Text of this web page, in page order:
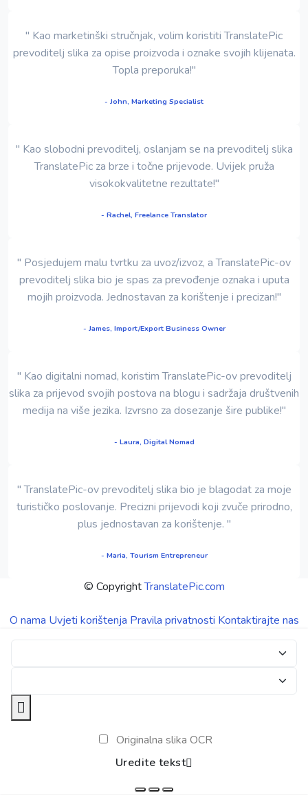
" Kao marketinški stručnjak, volim koristiti TranslatePic
prevoditelj slika za opise proizvoda i oznake svojih klijenata.
Topla preporuka!"
- John, Marketing Specialist
" Kao slobodni prevoditelj, oslanjam se na prevoditelj slika
TranslatePic za brze i točne prijevode. Uvijek pruža
visokokvalitetne rezultate!"
- Rachel, Freelance Translator
" Posjedujem malu tvrtku za uvoz/izvoz, a TranslatePic-ov
prevoditelj slika bio je spas za prevođenje oznaka i uputa
mojih proizvoda. Jednostavan za korištenje i precizan!"
- James, Import/Export Business Owner
" Kao digitalni nomad, koristim TranslatePic-ov prevoditelj
slika za prijevod svojih postova na blogu i sadržaja društvenih
medija na više jezika. Izvrsno za dosezanje šire publike!"
- Laura, Digital Nomad
" TranslatePic-ov prevoditelj slika bio je blagodat za moje
turističko poslovanje. Precizni prijevodi koji zvuče prirodno,
plus jednostavan za korištenje. "
- Maria, Tourism Entrepreneur
© CopyrightTranslatePic.com
O nama Uvjeti korištenja Pravila privatnosti Kontaktirajte nas
Originalna slika OCR
Uredite tekst